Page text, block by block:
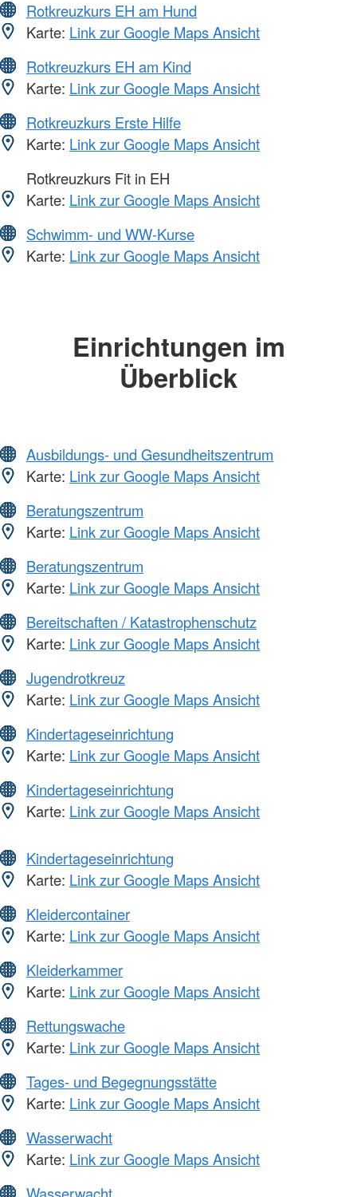
Rotkreuzkurs EH am Hund
Karte: Link zur Google Maps Ansicht
Rotkreuzkurs EH am Kind
Karte: Link zur Google Maps Ansicht
Rotkreuzkurs Erste Hilfe
Karte: Link zur Google Maps Ansicht
Rotkreuzkurs Fit in EH
Karte: Link zur Google Maps Ansicht
Schwimm- und WW-Kurse
Karte: Link zur Google Maps Ansicht
Einrichtungen im
Überblick
Ausbildungs- und Gesundheitszentrum
Karte: Link zur Google Maps Ansicht
Beratungszentrum
Karte: Link zur Google Maps Ansicht
Beratungszentrum
Karte: Link zur Google Maps Ansicht
Bereitschaften / Katastrophenschutz
Karte: Link zur Google Maps Ansicht
Jugendrotkreuz
Karte: Link zur Google Maps Ansicht
Kindertageseinrichtung
Karte: Link zur Google Maps Ansicht
Kindertageseinrichtung
Karte: Link zur Google Maps Ansicht
Kindertageseinrichtung
Karte: Link zur Google Maps Ansicht
Kleidercontainer
Karte: Link zur Google Maps Ansicht
Kleiderkammer
Karte: Link zur Google Maps Ansicht
Rettungswache
Karte: Link zur Google Maps Ansicht
Tages- und Begegnungsstätte
Karte: Link zur Google Maps Ansicht
Wasserwacht
Karte: Link zur Google Maps Ansicht